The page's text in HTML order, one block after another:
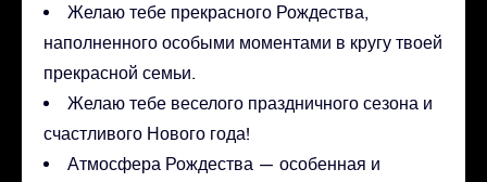
Желаю тебе прекрасного Рождества,
наполненного особыми моментами в кругу твоей
прекрасной семьи.
Желаю тебе веселого праздничного сезона и
счастливого Нового года!
Атмосфера Рождества — особенная и